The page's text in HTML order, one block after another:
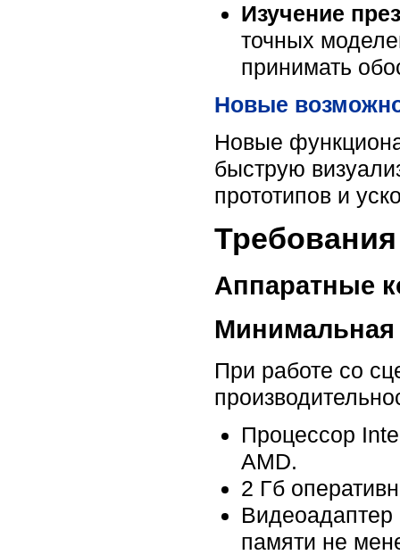
Изучение
точных
принимать
Новые
Новые
быструю
прототипов и
Аппаратные
Минимальная
При работе со
Процессор
AMD.
2 Гб
памяти не